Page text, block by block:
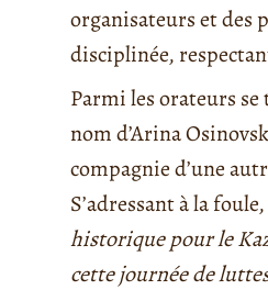
organisateurs et des
disciplinée,
Parmi les orateurs
nom d’Arina
compagnie d’une
S’adressant à la
historique pour le
cette journée de